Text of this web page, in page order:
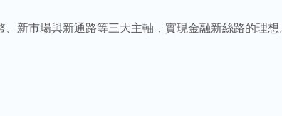
新市場與新通路等三大主軸，實現金融新絲路的理想